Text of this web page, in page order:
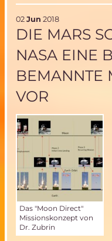
02 Jun 2018
DIE MARS
NASA EINE
BEMANNTE
VOR
Das "Moon Direct"
Missionskonzept von
Dr. Zubrin